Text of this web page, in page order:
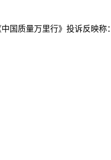
中国质量万里行》投诉反